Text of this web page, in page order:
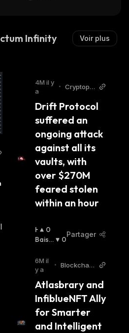
Infinity Voir plus
4M il y
a
• Cryptopol
Drift Protocol
suffered an
ongoing attack
against all its
vaults, with
over $270M
feared stolen
within an hour
H
A
S
S
E
0
Baissi
0
Partager
6M il
y a
•
Blockchain
Atlasbrary and
InfiblueNFT Ally
for Smarter
and Intelligent